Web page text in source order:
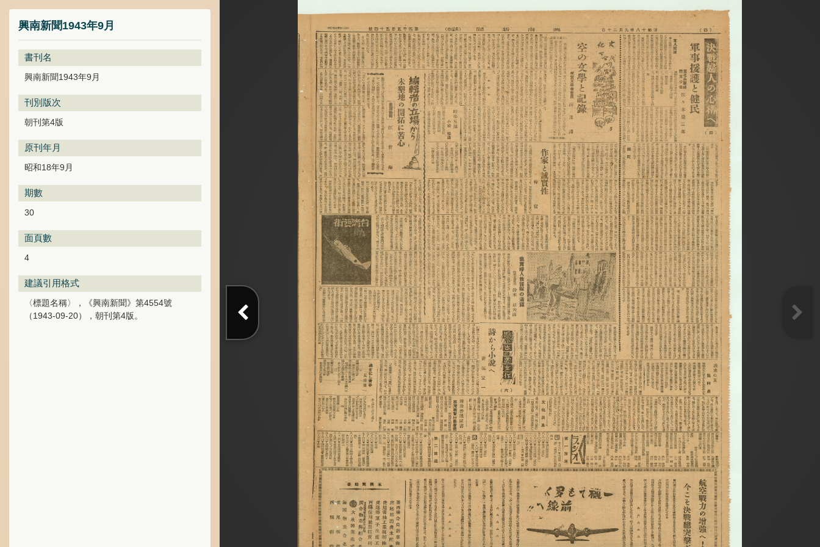
興南新聞1943年9月
書刊名
興南新聞1943年9月
刊別版次
朝刊第4版
原刊年月
昭和18年9月
期數
30
面頁數
4
建議引用格式
〈標題名稱〉，《興南新聞》第4554號
（1943-09-20），朝刊第4版。